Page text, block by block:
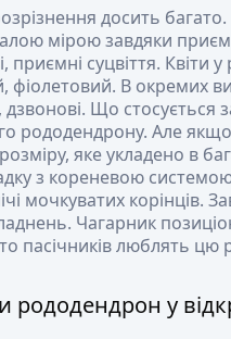
досить
мірою завдяки
приємні суцвіття.
В окремих
дзвонові. Що
рододендрону. Але
яке укладено в
з кореневою
мочкуватих корінців.
Чагарник
пасічників люблять цю
рододендрон у